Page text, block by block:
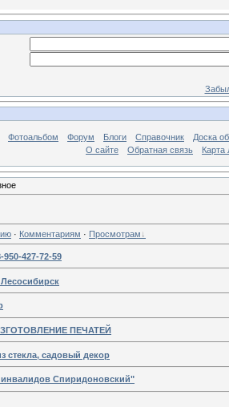
Фотоальбом Форум Блоги Справочник
Доска
О сайте
Обратная связь Карта
· Комментариям · Просмотрам
427-72-59
ПЕЧАТЕЙ
стекла, садовый декор
Спиридоновский"